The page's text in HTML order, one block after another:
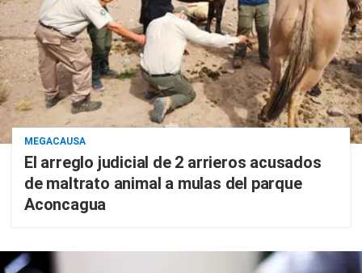
MEGACAUSA
El arreglo judicial de 2 arrieros acusados
de maltrato animal a mulas del parque
Aconcagua